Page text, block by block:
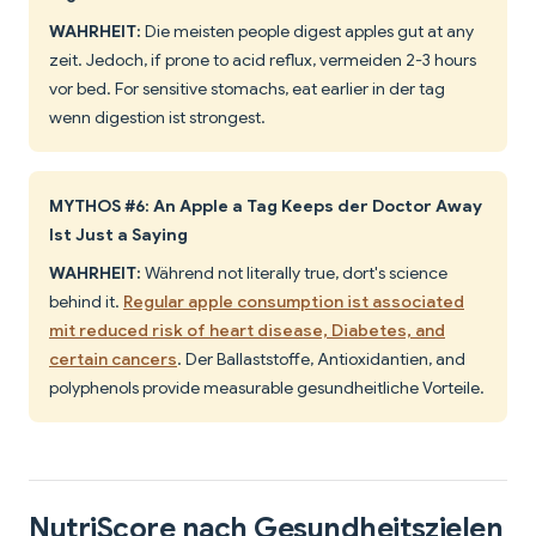
WAHRHEIT: Die meisten people digest apples gut at any
zeit. Jedoch, if prone to acid reflux, vermeiden 2-3 hours
vor bed. For sensitive stomachs, eat earlier in der tag
wenn digestion ist strongest.
MYTHOS #6: An Apple a Tag Keeps der Doctor Away
Ist Just a Saying
WAHRHEIT: Während not literally true, dort's science
behind it. Regular apple consumption ist associated
mit reduced risk of heart disease, Diabetes, and
certain cancers. Der Ballaststoffe, Antioxidantien, and
polyphenols provide measurable gesundheitliche Vorteile.